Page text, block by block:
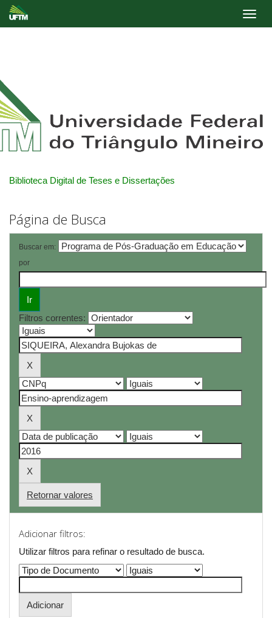
Biblioteca Digital de Teses e Dissertações
Página de Busca
Buscar em:
por
Filtros correntes:
Retornar valores
Adicionar filtros:
Utilizar filtros para refinar o resultado de busca.